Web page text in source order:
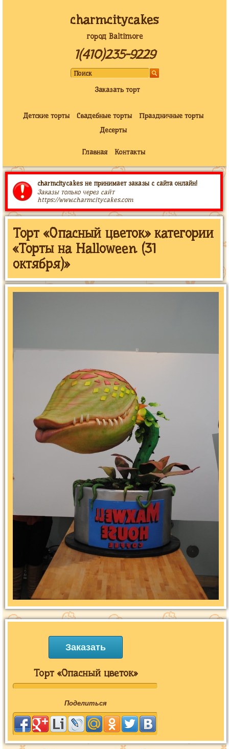
charmcitycakes
город Baltimore
1(410)235-9229
Заказать торт
Детские торты Свадебные торты
Праздничные торты
Десерты
Главная Контакты
charmcitycakes не принимает заказы с сайта онлайн!
Заказы только через сайт
https://www.charmcitycakes.com
Торт «Опасный цветок» категории
«Торты на Halloween (31
октября)»
Заказать
Торт «Опасный цветок»
Поделиться